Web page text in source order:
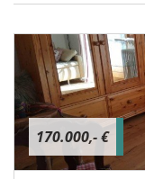
170.000,- €